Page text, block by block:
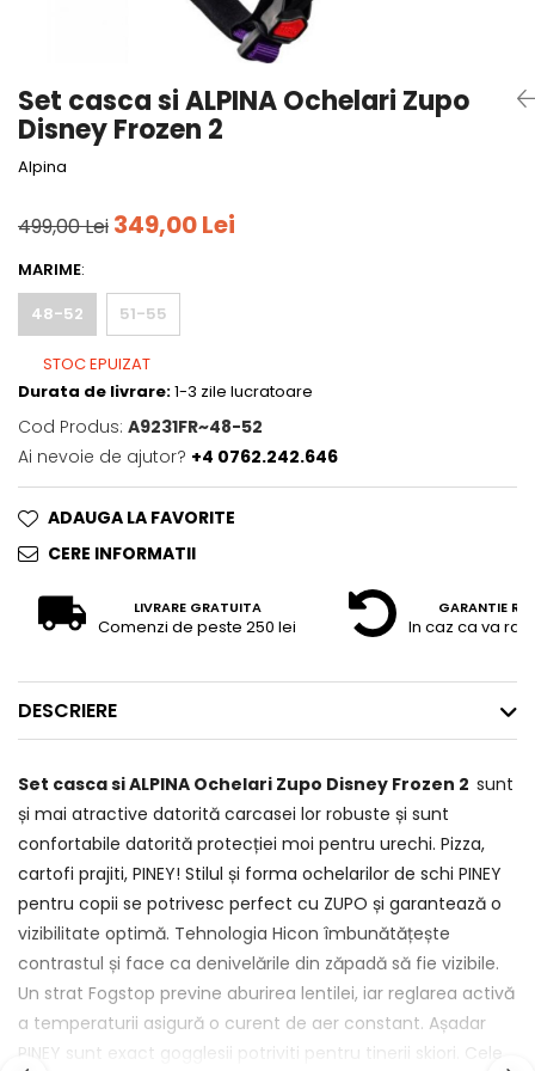
Curele
Underwear
Set casca si ALPINA Ochelari Zupo
Disney Frozen 2
Alpina
499,00 Lei 349,00 Lei
MARIME:
48-52
51-55
STOC EPUIZAT
Durata de livrare:1-3 zile lucratoare
Cod Produs: A9231FR~48-52
Ai nevoie de ajutor? +4 0762.242.646
ADAUGA LA FAVORITE
CERE INFORMATII
LIVRARE GRATUITA
Comenzi de peste 250 lei
GARANTIE
In caz ca va
DESCRIERE
Set casca si ALPINA Ochelari Zupo Disney Frozen 2 sunt
și mai atractive datorită carcasei lor robuste și sunt
confortabile datorită protecției moi pentru urechi. Pizza,
cartofi prajiti, PINEY! Stilul și forma ochelarilor de schi PINEY
pentru copii se potrivesc perfect cu ZUPO și garantează o
vizibilitate optimă. Tehnologia Hicon îmbunătățește
contrastul și face ca denivelările din zăpadă să fie vizibile.
Un strat Fogstop previne aburirea lentilei, iar reglarea activă
a temperaturii asigură o curent de aer constant. Așadar
PINEY sunt exact gogglesii potriviti pentru tinerii skiori. Cele